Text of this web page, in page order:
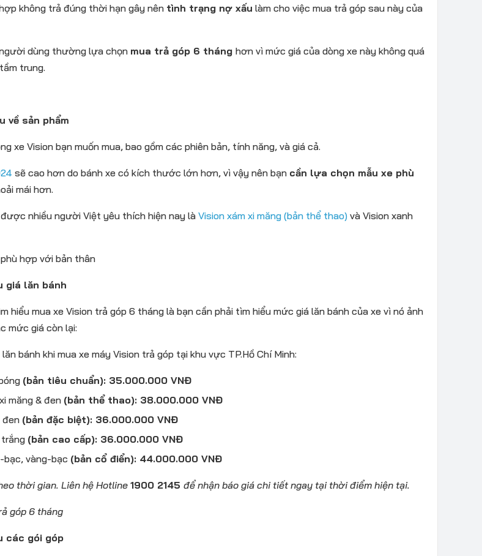
không trả đúng thời hạn gây nên tình trạng nợ xấu làm cho việc mua trả góp sau này của
dùng thường lựa chọn mua trả góp 6 tháng hơn vì mức giá của dòng xe này không quá
trung.
về sản phẩm
xe Vision bạn muốn mua, bao gồm các phiên bản, tính năng, và giá cả.
sẽ cao hơn do bánh xe có kích thước lớn hơn, vì vậy nên bạn cần lựa chọn mẫu xe phù
mái hơn.
được nhiều người Việt yêu thích hiện nay là Vision xám xi măng (bản thể thao) và Vision xanh
giá lăn bánh
hiểu mua xe Vision trả góp 6 tháng là bạn cần phải tìm hiểu mức giá lăn bánh của xe vì nó ảnh
mức giá còn lại:
bánh khi mua xe máy Vision trả góp tại khu vực TP.Hồ Chí Minh:
(bản tiêu chuẩn): 35.000.000 VNĐ
măng & đen (bản thể thao): 38.000.000 VNĐ
đen (bản đặc biệt): 36.000.000 VNĐ
trắng (bản cao cấp): 36.000.000 VNĐ
bạc, vàng-bạc (bản cổ điển): 44.000.000 VNĐ
thời gian. Liên hệ Hotline 1900 2145 để nhận báo giá chi tiết ngay tại thời điểm hiện tại.
các gói góp